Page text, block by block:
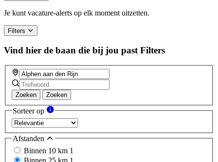
Je kunt vacature-alerts op elk moment uitzetten.
Filters
Vind hier de baan die bij jou past Filters
Zoeken Zoeken
Sorteer op
Afstanden
Binnen 10 km 1